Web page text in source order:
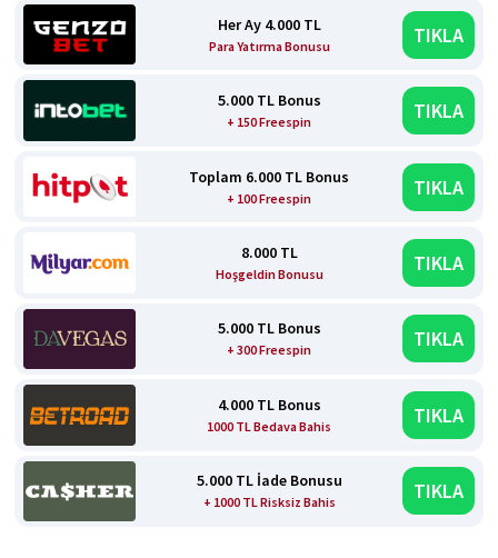
Her Ay 4.000 TL
Para Yatırma Bonusu TIKLA
5.000 TL Bonus
+ 150 Freespin TIKLA
Toplam 6.000 TL Bonus
+ 100 Freespin TIKLA
8.000 TL
Hoşgeldin Bonusu TIKLA
5.000 TL Bonus
+ 300 Freespin TIKLA
4.000 TL Bonus
1000 TL Bedava Bahis TIKLA
5.000 TL İade Bonusu
+ 1000 TL Risksiz Bahis TIKLA